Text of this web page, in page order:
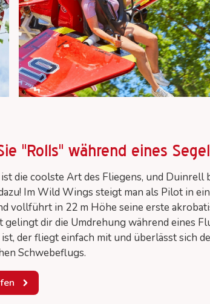
"Rolls" während eines
die coolste Art des Fliegens, und Duinrell
Im Wild Wings steigt man als Pilot in
vollführt in 22 m Höhe seine erste
gelingt dir die Umdrehung während eines
der fliegt einfach mit und überlässt sich
Schwebeflugs.